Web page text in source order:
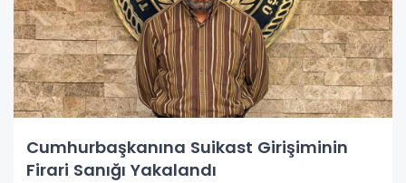
Cumhurbaşkanına Suikast Girişiminin
Firari Sanığı Yakalandı